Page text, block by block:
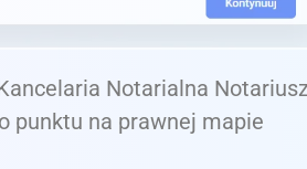
Notarialna
punktu na prawnej mapie